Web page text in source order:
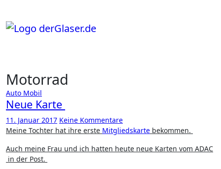
springen
Motorrad
Auto Mobil
Neue Karte
11. Januar 2017 Keine Kommentare
Meine Tochter hat ihre erste Mitgliedskarte bekommen.
Auch meine Frau und ich hatten heute neue Karten vom ADAC
in der Post.